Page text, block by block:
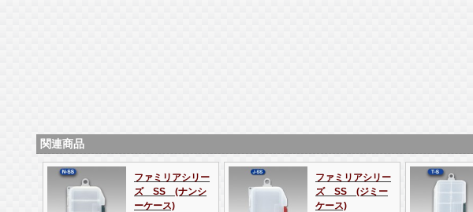
関連商品
ファミリアシリー
ズ SS (ナンシ
ーケース)
ファミリアシリー
ズ SS (ジミー
ケース)